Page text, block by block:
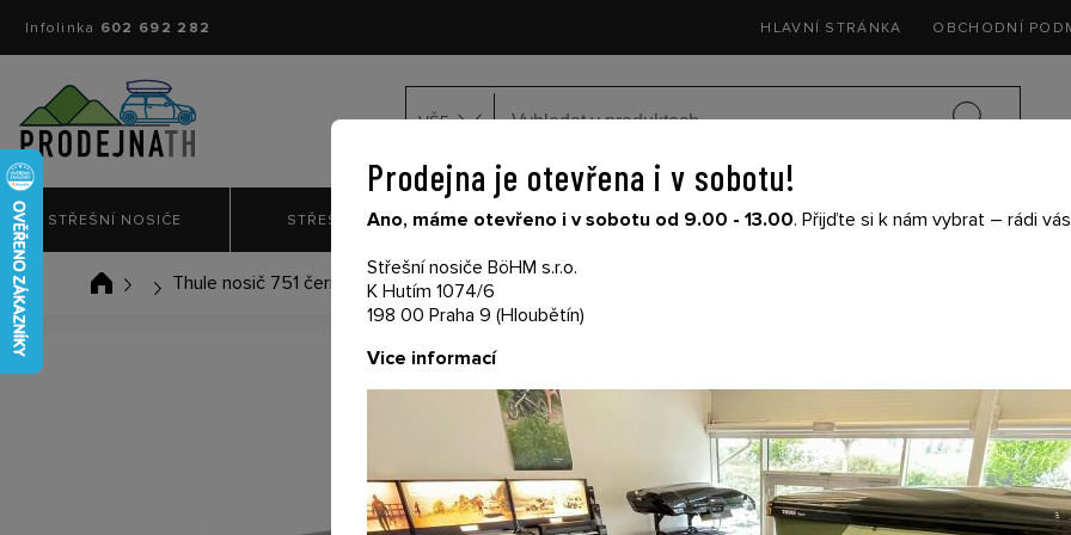
Infolinka 602 692 282 HLAVNÍ STRÁNKA OBCHODNÍ
VŠE
STŘEŠNÍ NOSIČE STŘEŠNÍ BOXY NOSIČE NA KOLA DĚTSKÉ KOČÁRKY
SEDAČKY DO
THULE
Thule nosič 751 černé a dlouhé tyče
DLOUHÉ TYČE
Cena s DPH:
Prodejna je otevřena i v sobotu!
Ano, máme otevřeno i v sobotu od 9.00 - 13.00. Přijďte si k nám vybrat – rádi
Střešní nosiče BöHM s.r.o.
K Hutím 1074/6
198 00 Praha 9 (Hloubětín)
Vice informací